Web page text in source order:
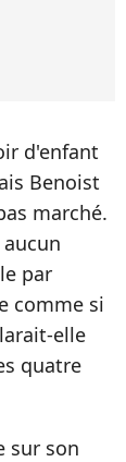
d'enfant
Benoist
marché.
par
comme si
elle
quatre
sur son